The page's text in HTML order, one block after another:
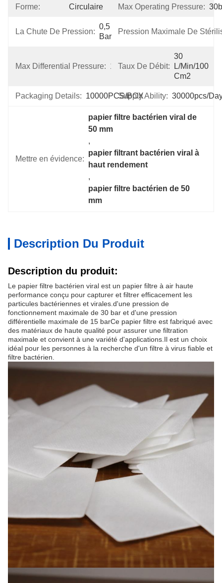
Forme: Circulaire Max Operating Pressure:
La Chute De Pression:
0,5
Bar
Pression Maximale De
Max Differential Pressure: 15bar
Taux De Débit:
30
L/min/100
Cm2
Packaging Details: 10000PCS/BOXSupply Ability: 30000pcs/
Mettre en évidence:
papier filtre bactérien viral de
50 mm
,
papier filtrant bactérien viral à
haut rendement
,
papier filtre bactérien de 50
mm
Description Du Produit
Description du produit:
Le papier filtre bactérien viral est un papier filtre à air haute
performance conçu pour capturer et filtrer efficacement les
particules bactériennes et virales.d'une pression de
fonctionnement maximale de 30 bar et d'une pression
différentielle maximale de 15 barCe papier filtre est fabriqué avec
des matériaux de haute qualité pour assurer une filtration
maximale et convient à une variété d'applications.Il est un choix
idéal pour les personnes à la recherche d'un filtre à virus fiable et
filtre bactérien.